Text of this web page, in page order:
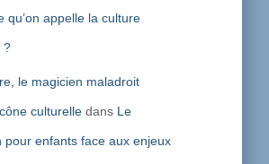
qu’on appelle la culture
?
le magicien maladroit
culturelledans Le
pour enfants face aux enjeux